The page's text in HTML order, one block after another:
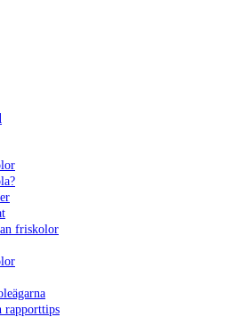
friskolor
rapporttips